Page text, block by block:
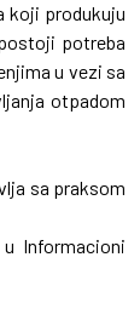
koji produkuju
potreba
u vezi sa
otpadom
sa praksom
Informacioni